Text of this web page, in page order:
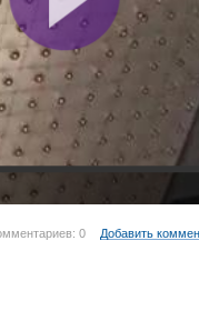
0 Добавить